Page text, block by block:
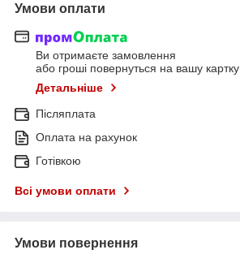
Умови оплати
Ви отримаєте замовлення
або гроші повернуться на вашу картку
Детальніше
Післяплата
Оплата на рахунок
Готівкою
Всі умови оплати
Умови повернення